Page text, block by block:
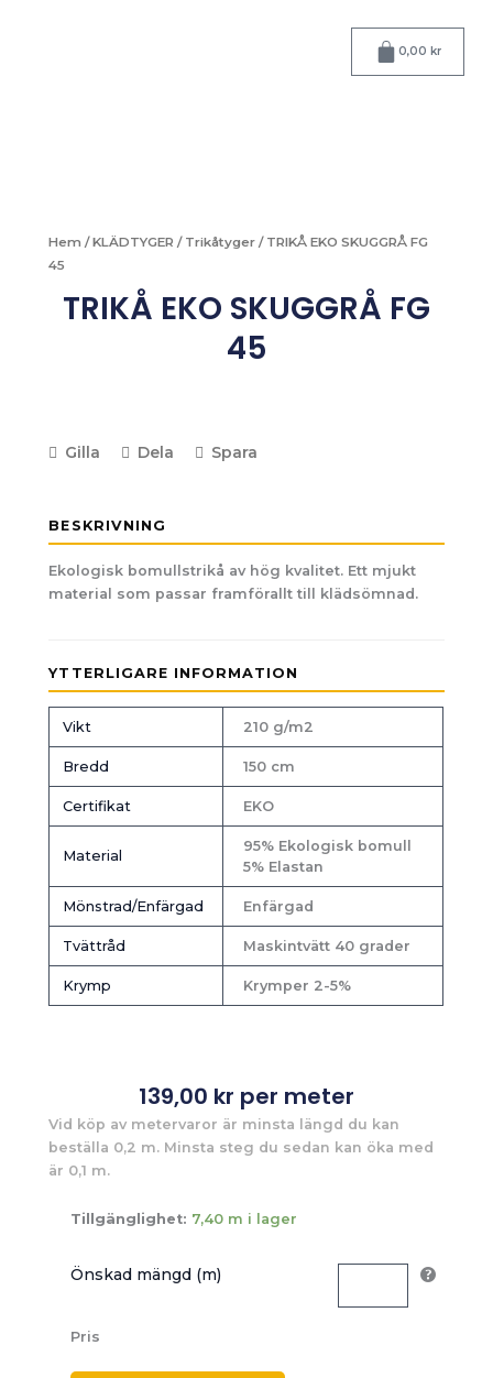
0,00 kr
Varukorg
Hem /KLÄDTYGER / Trikåtyger / TRIKÅ EKO SKUGGRÅ FG
45
TRIKÅ EKO SKUGGRÅ FG
45
Gilla Dela Spara
BESKRIVNING
Ekologisk bomullstrikå av hög kvalitet. Ett mjukt
material som passar framförallt till klädsömnad.
YTTERLIGARE INFORMATION
Vikt 210 g/m2
Bredd 150 cm
Certifikat EKO
Material
95% Ekologisk bomull
5% Elastan
Mönstrad/Enfärgad Enfärgad
Tvättråd Maskintvätt 40 grader
Krymp Krymper 2-5%
139,00 kr per meter
Vid köp av metervaror är minsta längd du kan
beställa 0,2 m. Minsta steg du sedan kan öka med
är 0,1 m.
Tillgänglighet: 7,40 m i lager
Önskad mängd (m)
Pris